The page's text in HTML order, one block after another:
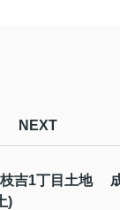
NEXT
枝吉1丁目土地
)